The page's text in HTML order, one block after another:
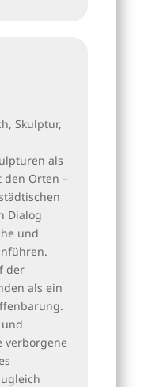
Skulptur,
als
den Orten –
Dialog
und
der
als ein
verborgene